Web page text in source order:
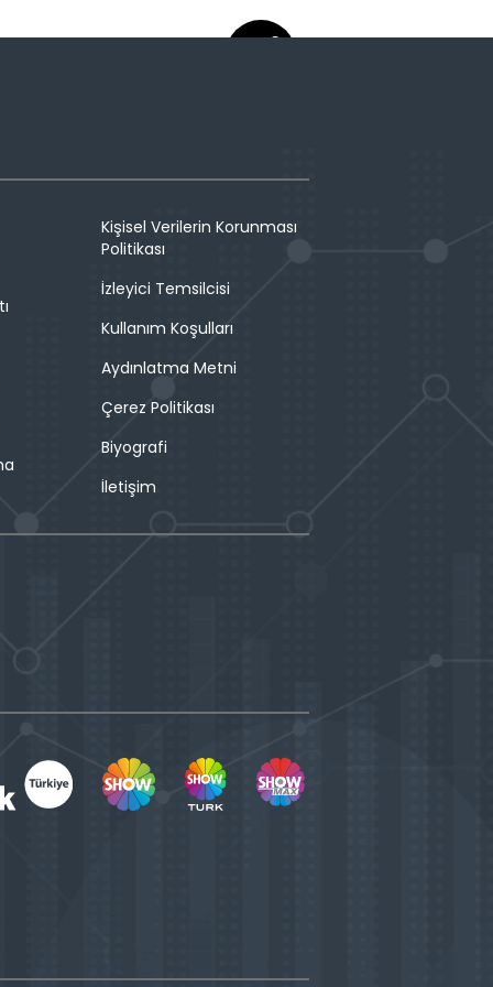
Kişisel Verilerin Korunması
Politikası
İzleyici Temsilcisi
Kullanım Koşulları
Aydınlatma Metni
Çerez Politikası
Biyografi
İletişim